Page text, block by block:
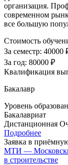
организация.
современном
все большую
Стоимость
За семестр: 40000
За год: 80000 ₽
Квалификация
Бакалавр
Уровень
Бакалавриат
Дистанционная
Подробнее
Заявка в
МТИ —
в строительстве